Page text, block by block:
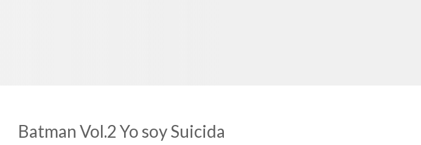
Batman Vol.2 Yo soy Suicida